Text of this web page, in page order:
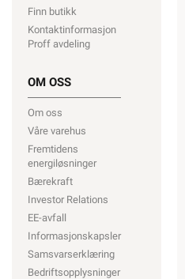
Finn butikk
Kontaktinformasjon
Proff avdeling
OM OSS
Om oss
Våre varehus
Fremtidens
energiløsninger
Bærekraft
Investor Relations
EE-avfall
Informasjonskapsler
Samsvarserklæring
Bedriftsopplysninger